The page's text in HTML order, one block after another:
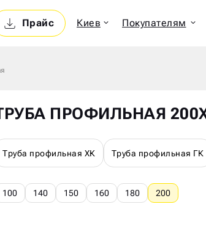
Прайс Киев Покупателям
ПРОФИЛЬНАЯ
Труба профильная ХК Труба профильная ГК
100 140 150 160 180 200